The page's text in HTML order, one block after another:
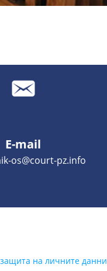
E-mail
os@court-pz.info
на личните данни